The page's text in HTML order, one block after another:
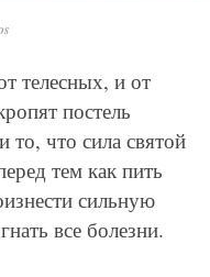
телесных, и от
постель
то, что сила святой
тем как пить
сильную
все болезни.